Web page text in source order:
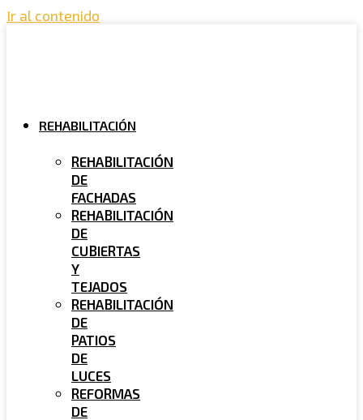
Ir al contenido
REHABILITACIÓN
REHABILITACIÓN
DE
FACHADAS
REHABILITACIÓN
DE
CUBIERTAS
Y
TEJADOS
REHABILITACIÓN
DE
PATIOS
DE
LUCES
REFORMAS
DE